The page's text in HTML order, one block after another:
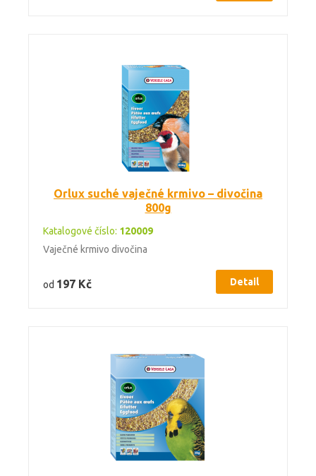
Orlux suché vaječné krmivo – divočina
800g
Katalogové číslo: 120009
Vaječné krmivo divočina
od 197 Kč Detail